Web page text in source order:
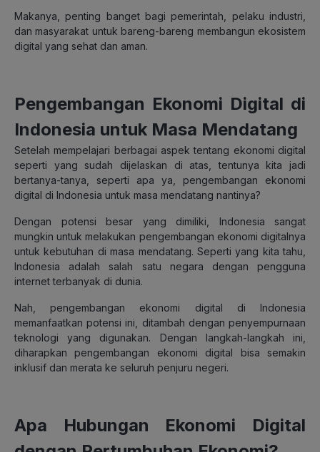
Makanya, penting banget bagi pemerintah, pelaku industri,
dan masyarakat untuk bareng-bareng membangun ekosistem
digital yang sehat dan aman.
Pengembangan Ekonomi Digital di
Indonesia untuk Masa Mendatang
Setelah mempelajari berbagai aspek tentang ekonomi digital
seperti yang sudah dijelaskan di atas, tentunya kita jadi
bertanya-tanya, seperti apa ya, pengembangan ekonomi
digital di Indonesia untuk masa mendatang nantinya?
Dengan potensi besar yang dimiliki, Indonesia sangat
mungkin untuk melakukan pengembangan ekonomi digitalnya
untuk kebutuhan di masa mendatang. Seperti yang kita tahu,
Indonesia adalah salah satu negara dengan pengguna
internet terbanyak di dunia.
Nah, pengembangan ekonomi digital di Indonesia
memanfaatkan potensi ini, ditambah dengan penyempurnaan
teknologi yang digunakan. Dengan langkah-langkah ini,
diharapkan pengembangan ekonomi digital bisa semakin
inklusif dan merata ke seluruh penjuru negeri.
Apa Hubungan Ekonomi Digital